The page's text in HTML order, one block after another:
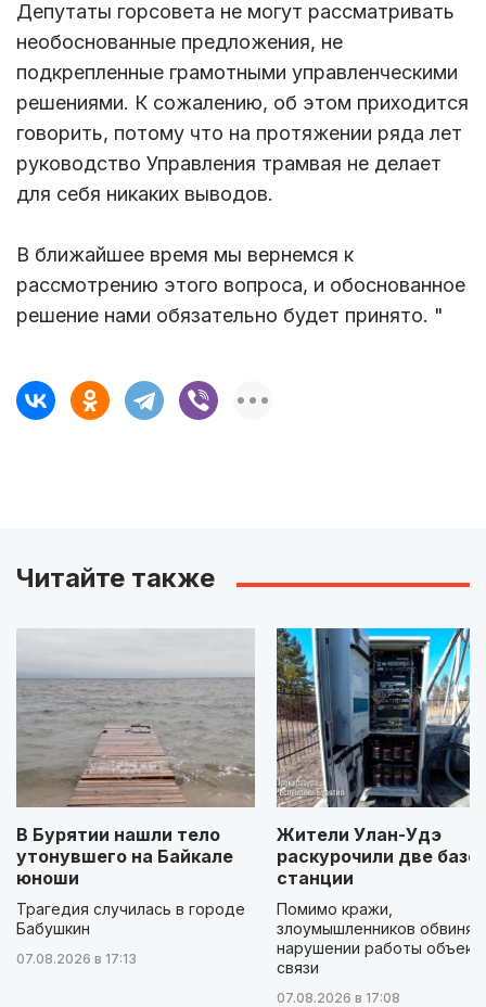
Депутаты горсовета не могут рассматривать
необоснованные предложения, не
подкрепленные грамотными управленческими
решениями. К сожалению, об этом приходится
говорить, потому что на протяжении ряда лет
руководство Управления трамвая не делает
для себя никаких выводов.
В ближайшее время мы вернемся к
рассмотрению этого вопроса, и обоснованное
решение нами обязательно будет принято. "
Читайте также
В Бурятии нашли тело
утонувшего на Байкале
юноши
Трагедия случилась в городе
Бабушкин
07.08.2026 в 17:13
Жители Улан-Удэ
раскурочили две
станции
Помимо кражи,
злоумышленников
нарушении работы
связи
07.08.2026 в 17:08